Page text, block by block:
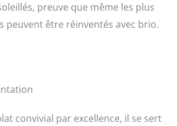
preuve que même les plus
peuvent être réinventés avec brio.
convivial par excellence, il se sert